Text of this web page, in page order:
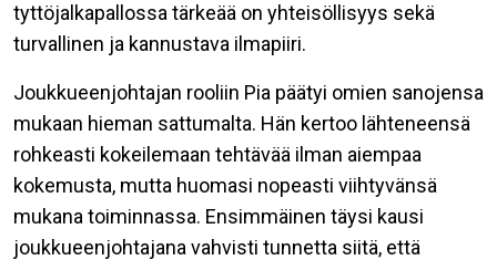
tyttöjalkapallossa tärkeää on yhteisöllisyys sekä
turvallinen ja kannustava ilmapiiri.
Joukkueenjohtajan rooliin Pia päätyi omien sanojensa
mukaan hieman sattumalta. Hän kertoo lähteneensä
rohkeasti kokeilemaan tehtävää ilman aiempaa
kokemusta, mutta huomasi nopeasti viihtyvänsä
mukana toiminnassa. Ensimmäinen täysi kausi
joukkueenjohtajana vahvisti tunnetta siitä, että